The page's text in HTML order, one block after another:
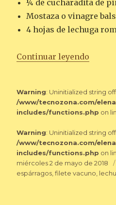
¼ de cucharadita de
Mostaza o vinagre
4 hojas de lechuga
Continuar leyendo
Warning: Uninitialized string
/www/tecnozona.com/
includes/functions.php on
Warning: Uninitialized string
/www/tecnozona.com/
includes/functions.php on
Publicado
el
miércoles 2 de mayo de 2018
espárragos,filete vacuno,